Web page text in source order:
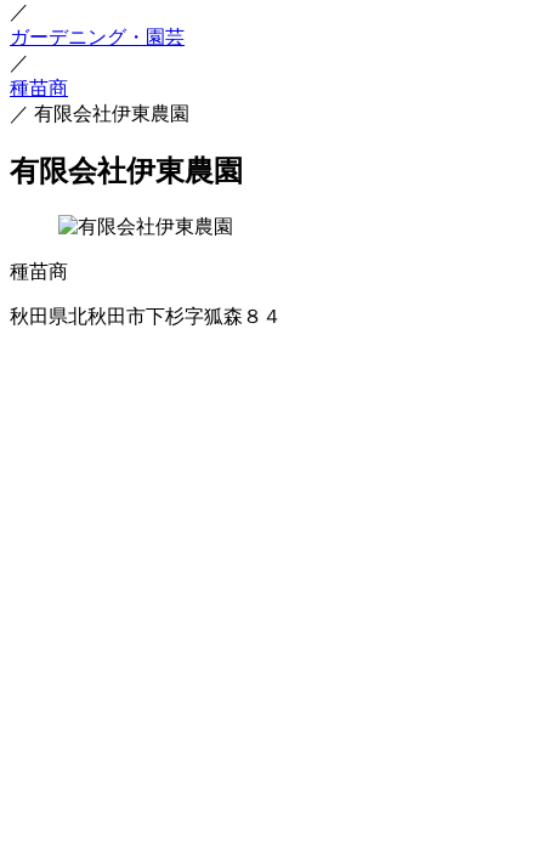
／
ガーデニング・園芸
／
種苗商
／ 有限会社伊東農園
有限会社伊東農園
種苗商
秋田県北秋田市下杉字狐森８４